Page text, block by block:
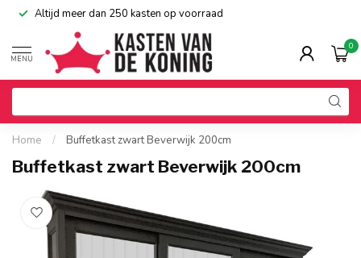
Altijd meer dan 250 kasten op voorraad
MENU
0
Home / Buffetkast zwart Beverwijk 200cm
Buffetkast zwart Beverwijk 200cm